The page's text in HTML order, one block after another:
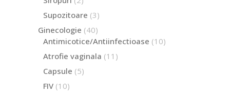
Supozitoare 33
Ginecologie 4040
de
Antimicotice/Antiinfectioase 1010
Atrofie vaginala 11 11
Capsule 55
FIV 1010